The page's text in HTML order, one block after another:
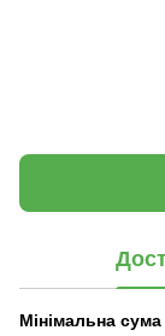
Мінімальна